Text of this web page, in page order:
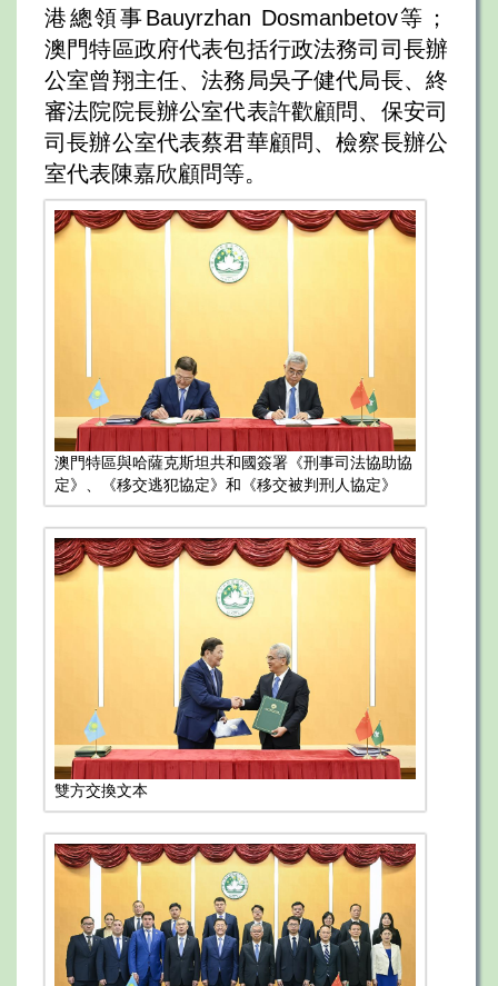
港總領事Bauyrzhan Dosmanbetov等；
澳門特區政府代表包括行政法務司司長辦
公室曾翔主任、法務局吳子健代局長、終
審法院院長辦公室代表許歡顧問、保安司
司長辦公室代表蔡君華顧問、檢察長辦公
室代表陳嘉欣顧問等。
澳門特區與哈薩克斯坦共和國簽署《刑事司法協助協
定》、《移交逃犯協定》和《移交被判刑人協定》
雙方交換文本